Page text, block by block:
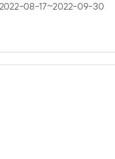
: 2022-08-17~2022-09-30